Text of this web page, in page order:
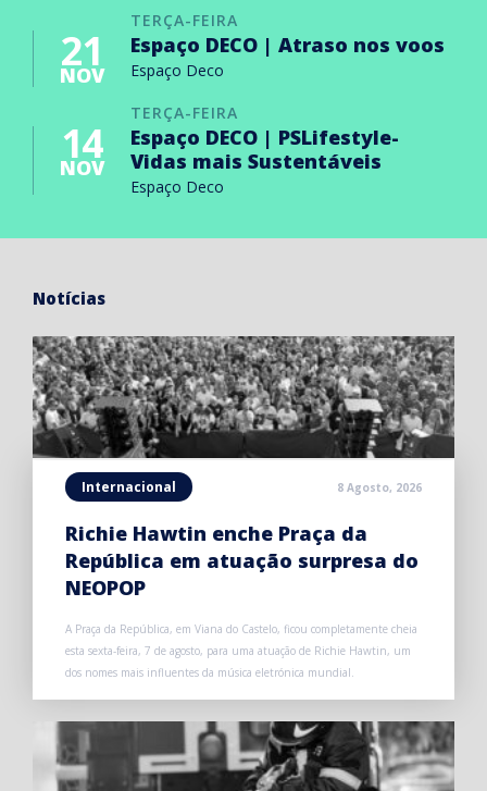
TERÇA-FEIRA
21
NOV
Espaço DECO | Atraso nos voos
Espaço Deco
TERÇA-FEIRA
14
NOV
Espaço DECO | PSLifestyle-
Vidas mais Sustentáveis
Espaço Deco
Notícias
Internacional 8 Agosto, 2026
Richie Hawtin enche Praça da
República em atuação surpresa do
NEOPOP
A Praça da República, em Viana do Castelo, ficou completamente cheia
esta sexta-feira, 7 de agosto, para uma atuação de Richie Hawtin, um
dos nomes mais influentes da música eletrónica mundial.